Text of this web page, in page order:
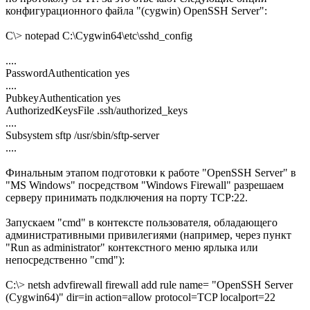
конфигурационного файла "(cygwin) OpenSSH Server":
C\> notepad C:\Cygwin64\etc\sshd_config
....
PasswordAuthentication yes
....
PubkeyAuthentication yes
AuthorizedKeysFile .ssh/authorized_keys
....
Subsystem sftp /usr/sbin/sftp-server
....
Финальным этапом подготовки к работе "OpenSSH Server" в
"MS Windows" посредством "Windows Firewall" разрешаем
серверу принимать подключения на порту TCP:22.
Запускаем "cmd" в контексте пользователя, обладающего
административными привилегиями (например, через пункт
"Run as administrator" контекстного меню ярлыка или
непосредственно "cmd"):
C:\> netsh advfirewall firewall add rule name= "OpenSSH Server
(Cygwin64)" dir=in action=allow protocol=TCP localport=22